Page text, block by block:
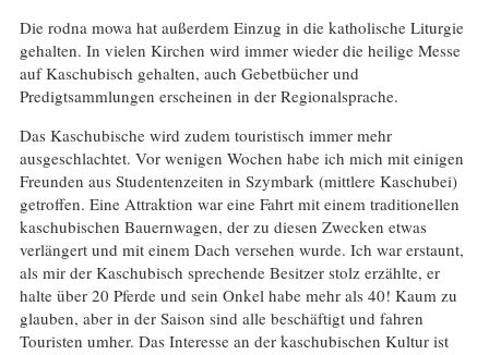
Die rodna mowa hat außerdem Einzug in die katholische Liturgie
gehalten. In vielen Kirchen wird immer wieder die heilige Messe
auf Kaschubisch gehalten, auch Gebetbücher und
Predigtsammlungen erscheinen in der Regionalsprache.
Das Kaschubische wird zudem touristisch immer mehr
ausgeschlachtet. Vor wenigen Wochen habe ich mich mit einigen
Freunden aus Studentenzeiten in Szymbark (mittlere Kaschubei)
getroffen. Eine Attraktion war eine Fahrt mit einem traditionellen
kaschubischen Bauernwagen, der zu diesen Zwecken etwas
verlängert und mit einem Dach versehen wurde. Ich war erstaunt,
als mir der Kaschubisch sprechende Besitzer stolz erzählte, er
halte über 20 Pferde und sein Onkel habe mehr als 40! Kaum zu
glauben, aber in der Saison sind alle beschäftigt und fahren
Touristen umher. Das Interesse an der kaschubischen Kultur ist